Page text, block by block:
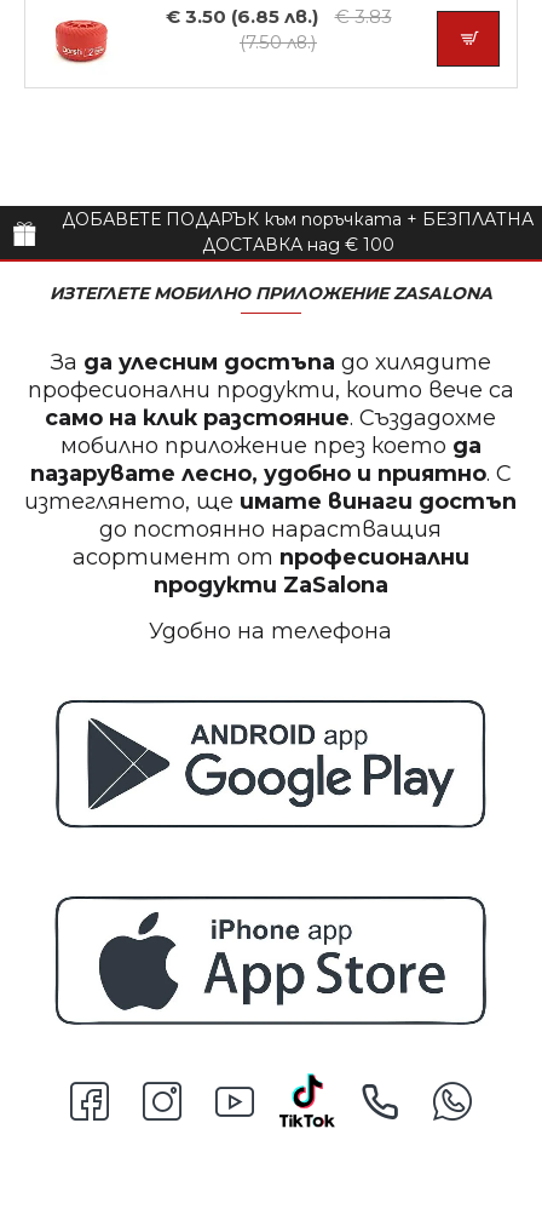
€ 3.50 (6.85 лв.)
€ 3.83
(7.50 лв.)
ДОБАВЕТЕ ПОДАРЪК към поръчката + БЕЗПЛАТНА
ДОСТАВКА над € 100
ИЗТЕГЛЕТЕ МОБИЛНО ПРИЛОЖЕНИЕ ZASALONA
За да улесним достъпа до хилядите
професионални продукти, които вече са
само на клик разстояние. Създадохме
мобилно приложение през което да
пазарувате лесно, удобно и приятно. С
изтеглянето, ще имате винаги достъп
до постоянно нарастващия
асортимент от професионални
продукти ZaSalona
Удобно на телефона